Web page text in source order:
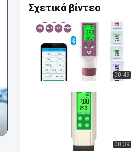
Σχετικά βίντεο
00:49
00:39